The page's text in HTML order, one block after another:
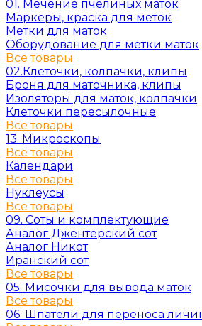
01. Мечение пчелиных маток
Маркеры, краска для меток
Метки для маток
Оборудование для метки маток
Все товары
02.Клеточки, колпачки, клипы
Броня для маточника, клипы
Изоляторы для маток, колпачки
Клеточки пересылочные
Все товары
13. Микроскопы
Все товары
Календари
Все товары
Нуклеусы
Все товары
09. Соты и комплектующие
Аналог Джентерский сот
Аналог Никот
Иранский сот
Все товары
05. Мисочки для вывода маток
Все товары
06. Шпатели для переноса